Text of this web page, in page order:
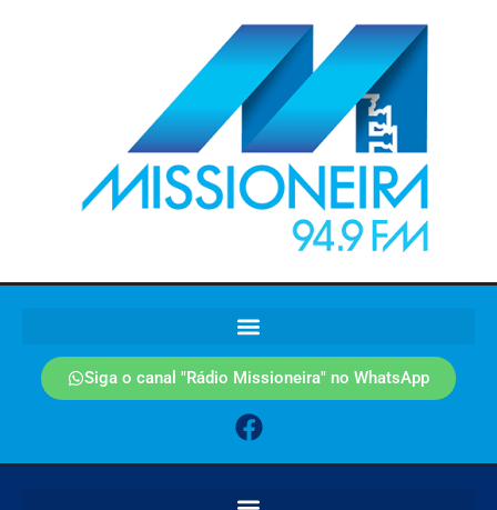
Siga o canal "Rádio Missioneira" no WhatsApp